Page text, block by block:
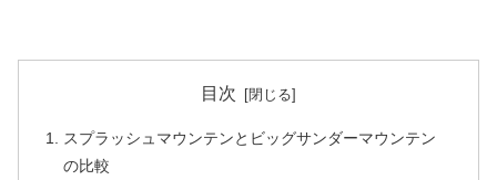
目次
スプラッシュマウンテンとビッグサンダーマウンテン
の比較